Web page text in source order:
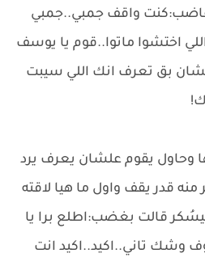
واقف جمبي..جمبي
اختشوا ماتوا..قوم يا يوسف
بق تعرف انك اللي سيبت
وحاول يقوم علشان يعرف يرد
منه قدر يقف واول ما هيا لاقته
قالت بغضب:اطلع برا يا
تاني..اكيد..اكيد انت